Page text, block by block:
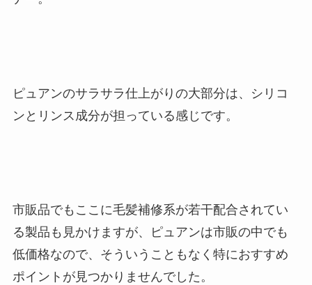
ピュアンのサラサラ仕上がりの大部分は、シリコ
ンとリンス成分が担っている感じです。
市販品でもここに毛髪補修系が若干配合されてい
る製品も見かけますが、ピュアンは市販の中でも
低価格なので、そういうこともなく特におすすめ
ポイントが見つかりませんでした。